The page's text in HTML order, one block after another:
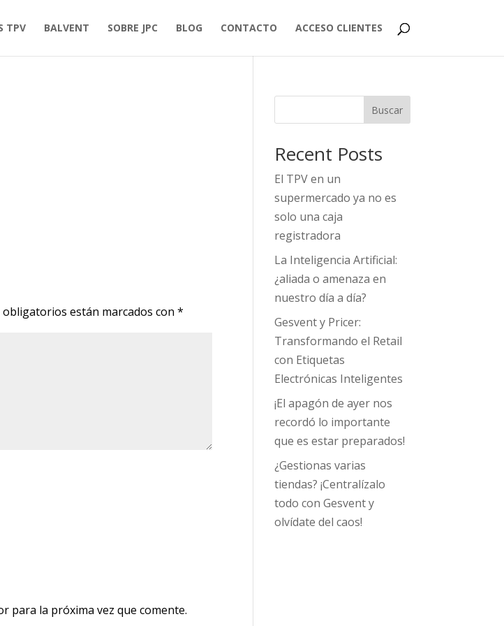
TPV BALVENT SOBRE JPC BLOG CONTACTO ACCESO CLIENTES
obligatorios están marcados con*
para la próxima vez que comente.
Buscar
Recent Posts
El TPV en un
supermercado ya no es
solo una caja
registradora
La Inteligencia Artificial:
¿aliada o amenaza en
nuestro día a día?
Gesvent y Pricer:
Transformando el Retail
con Etiquetas
Electrónicas Inteligentes
¡El apagón de ayer nos
recordó lo importante
que es estar preparados!
¿Gestionas varias
tiendas? ¡Centralízalo
todo con Gesvent y
olvídate del caos!